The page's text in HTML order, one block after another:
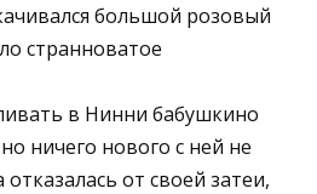
большой розовый
странноватое
в Нинни бабушкино
ничего нового с ней не
от своей затеи,